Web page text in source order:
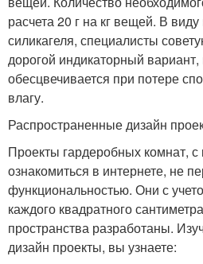
расчета 20 г на кг вещей. В
силикагеля, специалисты
дорогой индикаторный вариант,
обесцвечивается при потере
влагу.
Распространенные дизайн
Проекты гардеробных комнат,
ознакомиться в интернете, не
функциональностью. Они с
каждого квадратного
пространства разработаны.
дизайн проекты, вы узнаете: